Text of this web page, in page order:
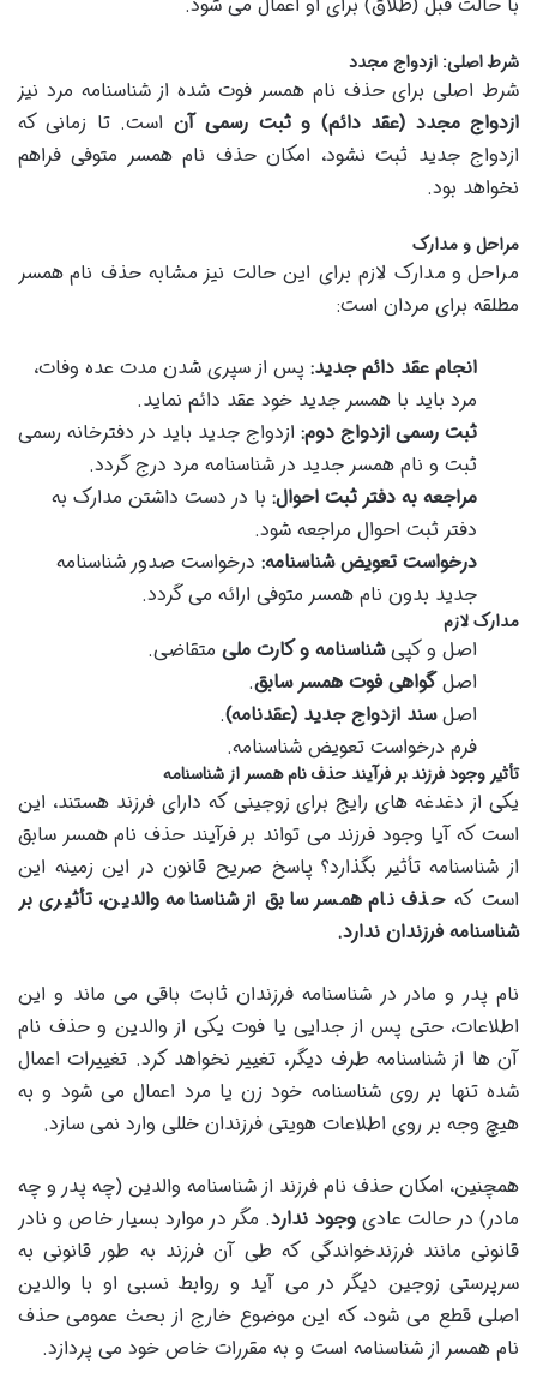
شرط اصلی: ازدواج مجدد
شرط اصلی برای حذف نام همسر فوت شده از شناسنامه مرد نیز
ازدواج مجدد (عقد دائم) و ثبت رسمی آن است. تا زمانی که
ازدواج جدید ثبت نشود، امکان حذف نام همسر متوفی فراهم
نخواهد بود.
مراحل و مدارک
مراحل و مدارک لازم برای این حالت نیز مشابه حذف نام همسر
مطلقه برای مردان است:
انجام عقد دائم جدید: پس از سپری شدن مدت عده وفات،
مرد باید با همسر جدید خود عقد دائم نماید.
ثبت رسمی ازدواج دوم: ازدواج جدید باید در دفترخانه رسمی
ثبت و نام همسر جدید در شناسنامه مرد درج گردد.
مراجعه به دفتر ثبت احوال: با در دست داشتن مدارک به
دفتر ثبت احوال مراجعه شود.
درخواست تعویض شناسنامه: درخواست صدور شناسنامه
جدید بدون نام همسر متوفی ارائه می گردد.
مدارک لازم
اصل و کپیشناسنامه و کارت ملی متقاضی.
اصلگواهی فوت همسر سابق.
اصلسند ازدواج جدید (عقدنامه).
فرم درخواست تعویض شناسنامه.
تأثیر وجود فرزند بر فرآیند حذف نام همسر از شناسنامه
یکی از دغدغه های رایج برای زوجینی که دارای فرزند هستند، این
است که آیا وجود فرزند می تواند بر فرآیند حذف نام همسر سابق
از شناسنامه تأثیر بگذارد؟ پاسخ صریح قانون در این زمینه این
است کهحذف نام همسر سابق از شناسنامه والدین، تأثیری بر
شناسنامه فرزندان ندارد.
نام پدر و مادر در شناسنامه فرزندان ثابت باقی می ماند و این
اطلاعات، حتی پس از جدایی یا فوت یکی از والدین و حذف نام
آن ها از شناسنامه طرف دیگر، تغییر نخواهد کرد. تغییرات اعمال
شده تنها بر روی شناسنامه خود زن یا مرد اعمال می شود و به
هیچ وجه بر روی اطلاعات هویتی فرزندان خللی وارد نمی سازد.
همچنین، امکان حذف نام فرزند از شناسنامه والدین (چه پدر و چه
مادر) در حالت عادیوجود ندارد. مگر در موارد بسیار خاص و نادر
قانونی مانند فرزندخواندگی که طی آن فرزند به طور قانونی به
سرپرستی زوجین دیگر در می آید و روابط نسبی او با والدین
اصلی قطع می شود، که این موضوع خارج از بحث عمومی حذف
نام همسر از شناسنامه است و به مقررات خاص خود می پردازد.